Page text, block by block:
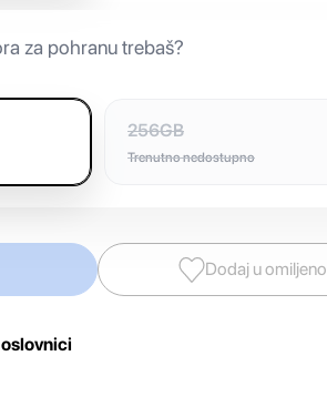
za pohranu trebaš?
256GB
Trenutno nedostupno
Dodaj u omiljeno